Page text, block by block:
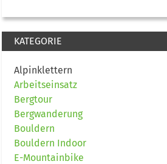
KATEGORIE
Alpinklettern
Arbeitseinsatz
Bergtour
Bergwanderung
Bouldern
Bouldern Indoor
E-Mountainbike